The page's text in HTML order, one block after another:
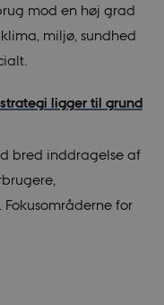
mod en høj grad
miljø, sundhed
ligger til grund
bred inddragelse af
for